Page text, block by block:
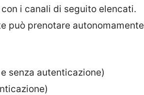
con i canali di seguito elencati.
può prenotare autonomamente
senza autenticazione)